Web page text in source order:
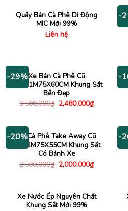
Quầy Bán Cà Phê Di Động
MIC Mới 99%
Liên hệ
-
-29%Xe Bán Cà Phê Cũ
1M2X1M75X60CM Khung Sắt
Bền Đẹp
3,500,000₫ Giá
gốc
2,480,000₫Giá
hiện
-
-20%Xe Cà Phê Take Away Cũ
1MX1M75X55CM Khung Sắt
Có Bánh Xe
2,500,000₫ Giá
gốc
2,000,000₫Giá
hiện
-
Xe Nước Ép Nguyên Chất
Khung Sắt Mới 99%